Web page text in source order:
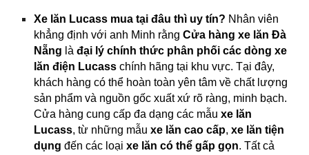
Xe lăn Lucass mua tại đâu thì uy tín? Nhân viên
khẳng định với anh Minh rằngCửa hàng xe lăn Đà
Nẵng làđại lý chính thức phân phối các dòng xe
lăn điện Lucass chính hãng tại khu vực. Tại đây,
khách hàng có thể hoàn toàn yên tâm về chất lượng
sản phẩm và nguồn gốc xuất xứ rõ ràng, minh bạch.
Cửa hàng cung cấp đa dạng các mẫuxe lăn
Lucass, từ những mẫuxe lăn cao cấp,xe lăn tiện
dụng đến các loạixe lăn có thể gấp gọn. Tất cả